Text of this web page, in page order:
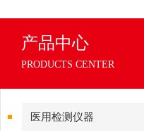
产品中心
PRODUCTS CENTER
医用检测仪器